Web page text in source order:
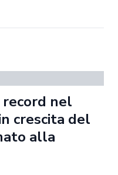
record nel
crescita del
alla